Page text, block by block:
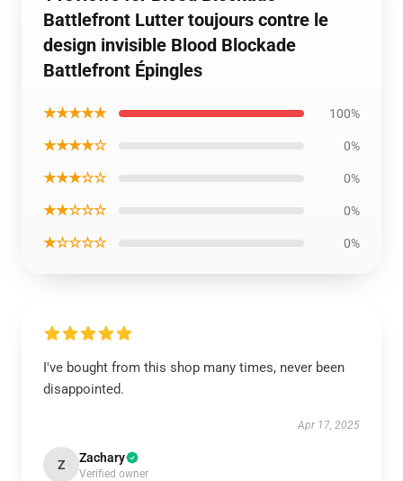
Battlefront Lutter toujours contre le
design invisible Blood Blockade
Battlefront Épingles
★★★★★ 100%
★★★★☆ 0%
★★★☆☆ 0%
★★☆☆☆ 0%
★☆☆☆☆ 0%
I've bought from this shop many times, never been
disappointed.
Apr 17, 2025
Z Zachary
Verified owner